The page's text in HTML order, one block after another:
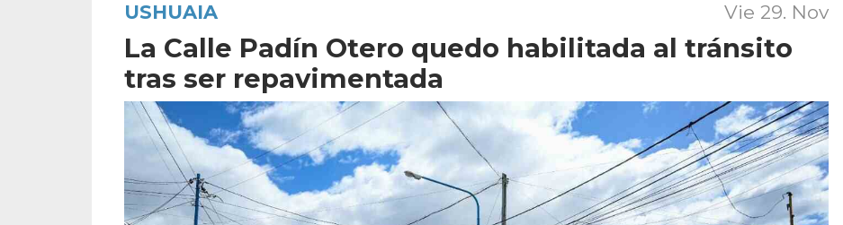
USHUAIA Vie 29. Nov
La Calle Padín Otero quedo habilitada al tránsito
tras ser repavimentada